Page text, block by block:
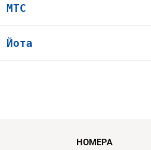
МТС
Йота
НОМЕРА